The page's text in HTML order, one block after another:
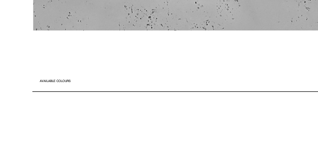
AVAILABLE COLOURS